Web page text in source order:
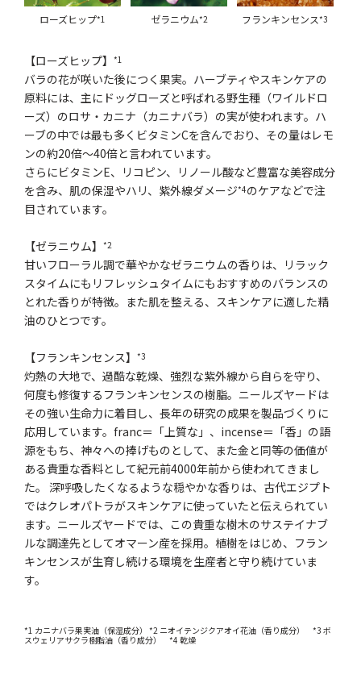
ローズヒップ*1 ゼラニウム*2 フランキンセンス*3
【ローズヒップ】*1
バラの花が咲いた後につく果実。ハーブティやスキンケアの
原料には、主にドッグローズと呼ばれる野生種（ワイルドロ
ーズ）のロサ・カニナ（カニナバラ）の実が使われます。ハ
ーブの中では最も多くビタミンCを含んでおり、その量はレモ
ンの約20倍～40倍と言われています。
さらにビタミンE、リコピン、リノール酸など豊富な美容成分
を含み、肌の保湿やハリ、紫外線ダメージ*4のケアなどで注
目されています。
【ゼラニウム】*2
甘いフローラル調で華やかなゼラニウムの香りは、リラック
スタイムにもリフレッシュタイムにもおすすめのバランスの
とれた香りが特徴。また肌を整える、スキンケアに適した精
油のひとつです。
【フランキンセンス】*3
灼熱の大地で、過酷な乾燥、強烈な紫外線から自らを守り、
何度も修復するフランキンセンスの樹脂。ニールズヤードは
その強い生命力に着目し、長年の研究の成果を製品づくりに
応用しています。franc＝「上質な」、incense＝「香」の語
源をもち、神々への捧げものとして、また金と同等の価値が
ある貴重な香料として紀元前4000年前から使われてきまし
た。 深呼吸したくなるような穏やかな香りは、古代エジプト
ではクレオパトラがスキンケアに使っていたと伝えられてい
ます。ニールズヤードでは、この貴重な樹木のサステイナブ
ルな調達先としてオマーン産を採用。植樹をはじめ、フラン
キンセンスが生育し続ける環境を生産者と守り続けていま
す。
*1 カニナバラ果実油（保湿成分） *2 ニオイテンジクアオイ花油（香り成分） *3 ボ
スウェリアサクラ樹脂油（香り成分） *4 乾燥